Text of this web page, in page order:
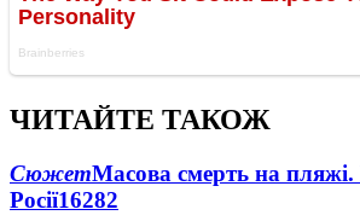
ЧИТАЙТЕ ТАКОЖ
СюжетМасова смерть на
Росії16282